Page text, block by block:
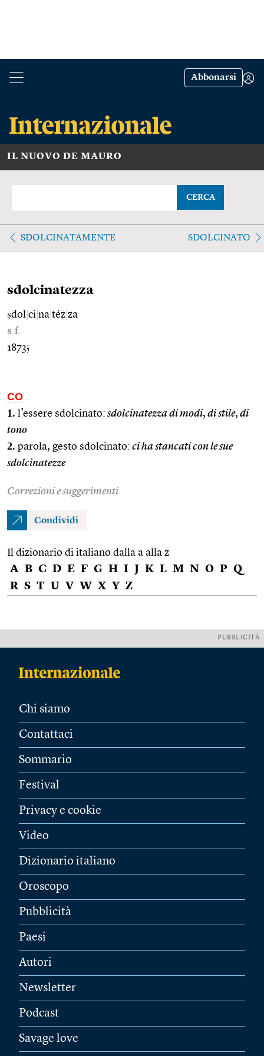
Abbonarsi
IL NUOVO DE MAURO
CERCA
SDOLCINATAMENTE SDOLCINATO
sdolcinatezza
ṣdol ci na téz za
s.f.
1873;
CO
1. l’essere sdolcinato: sdolcinatezza di modi, di stile, di
tono
2. parola, gesto sdolcinato: ci ha stancati con le sue
sdolcinatezze
Correzioni e suggerimenti
Condividi
Il dizionario di italiano dalla a alla z
A B C D E F G H I J K L M N O P Q
R S T U V W X Y Z
PUBBLICITÀ
Chi siamo
Contattaci
Sommario
Festival
Privacy e cookie
Video
Dizionario italiano
Oroscopo
Pubblicità
Paesi
Autori
Newsletter
Podcast
Savage love